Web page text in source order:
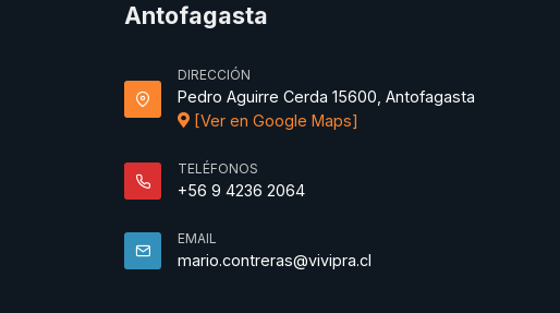
Antofagasta
DIRECCIÓN
Pedro Aguirre Cerda 15600, Antofagasta
[Ver en Google Maps]
TELÉFONOS
+56 9 4236 2064
EMAIL
mario.contreras@vivipra.cl